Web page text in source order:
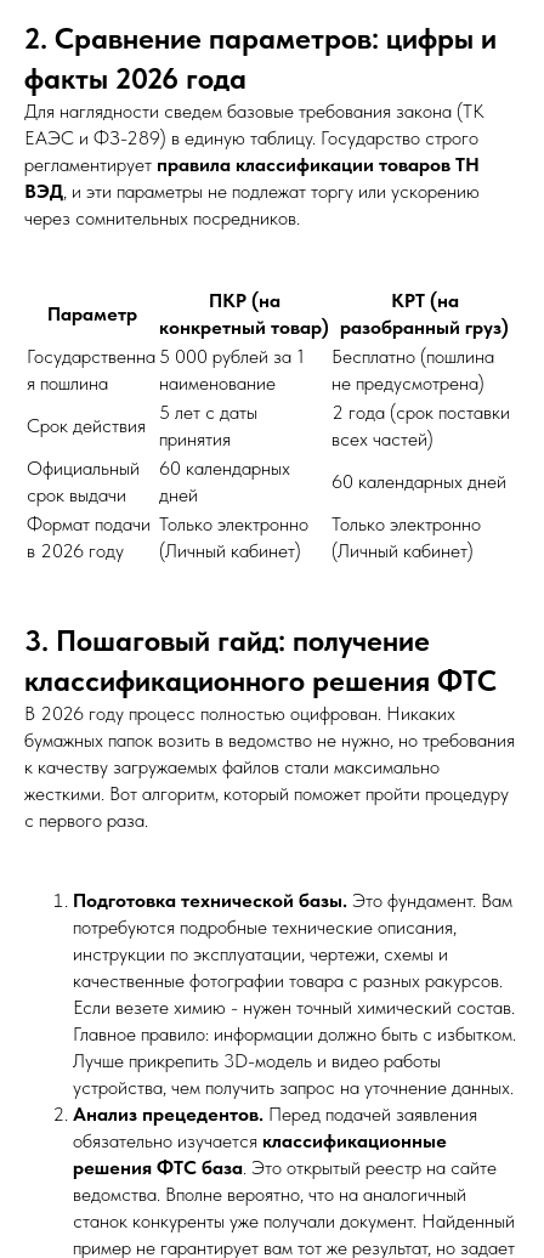
2. Сравнение параметров: цифры и
факты 2026 года
Для наглядности сведем базовые требования закона (ТК
ЕАЭС и ФЗ-289) в единую таблицу. Государство строго
регламентирует правила классификации товаров ТН
ВЭД, и эти параметры не подлежат торгу или ускорению
через сомнительных посредников.
Параметр
ПКР (на
конкретный товар)
КРТ (на
разобранный груз)
Государственна
я пошлина
5 000 рублей за 1
наименование
Бесплатно (пошлина
не предусмотрена)
Срок действия
5 лет с даты
принятия
2 года (срок поставки
всех частей)
Официальный
срок выдачи
60 календарных
дней
60 календарных дней
Формат подачи
в 2026 году
Только электронно
(Личный кабинет)
Только электронно
(Личный кабинет)
3. Пошаговый гайд: получение
классификационного решения ФТС
В 2026 году процесс полностью оцифрован. Никаких
бумажных папок возить в ведомство не нужно, но требования
к качеству загружаемых файлов стали максимально
жесткими. Вот алгоритм, который поможет пройти процедуру
с первого раза.
Подготовка технической базы. Это фундамент. Вам
потребуются подробные технические описания,
инструкции по эксплуатации, чертежи, схемы и
качественные фотографии товара с разных ракурсов.
Если везете химию - нужен точный химический состав.
Главное правило: информации должно быть с избытком.
Лучше прикрепить 3D-модель и видео работы
устройства, чем получить запрос на уточнение данных.
Анализ прецедентов. Перед подачей заявления
обязательно изучается классификационные
решения ФТС база. Это открытый реестр на сайте
ведомства. Вполне вероятно, что на аналогичный
станок конкуренты уже получали документ. Найденный
пример не гарантирует вам тот же результат, но задает